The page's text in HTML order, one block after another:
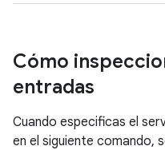
Cómo
entradas
Cuando especificas el
en el siguiente comando,